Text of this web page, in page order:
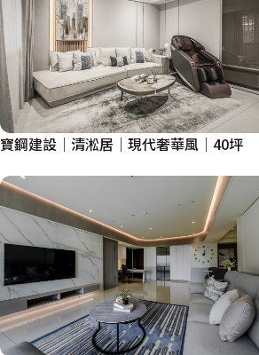
寶鋼建設│清淞居│現代奢華風│40坪